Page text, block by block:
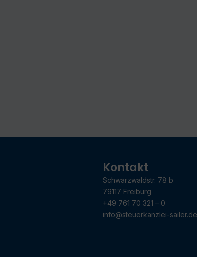
Kontakt
Schwarzwaldstr. 78 b
79117 Freiburg
+49 761 70 321 – 0
info@steuerkanzlei-sailer.de